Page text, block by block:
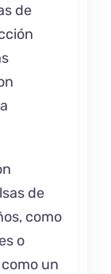
de
de
como
o
un